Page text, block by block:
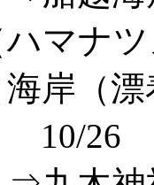
ハマナ
岸（
峠